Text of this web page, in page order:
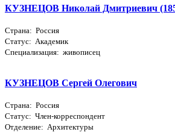
КУЗНЕЦОВ Николай Дмитриевич
Страна: Россия
Статус: Академик
Специализация: живописец
КУЗНЕЦОВ Сергей Олегович
Страна: Россия
Статус: Член-корреспондент
Отделение: Архитектуры